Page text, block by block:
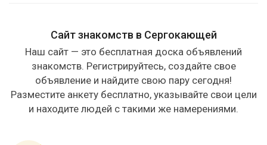
Сайт знакомств в Сергокающей
Наш сайт — это бесплатная доска объявлений
знакомств. Регистрируйтесь, создайте свое
объявление и найдите свою пару сегодня!
Разместите анкету бесплатно, указывайте свои цели
и находите людей с такими же намерениями.